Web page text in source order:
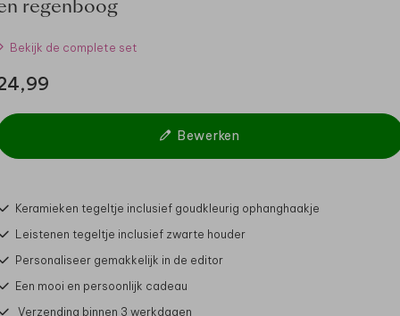
regenboog
Bekijk de complete set
Bewerken
Keramieken tegeltje inclusief goudkleurig ophanghaakje
Leistenen tegeltje inclusief zwarte houder
Personaliseer gemakkelijk in de editor
Een mooi en persoonlijk cadeau
Verzending binnen 3 werkdagen